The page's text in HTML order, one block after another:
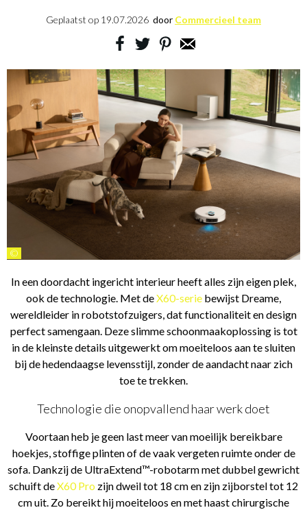
Geplaatst op 19.07.2026 door Commercieel team
©
In een doordacht ingericht interieur heeft alles zijn eigen plek,
ook de technologie. Met deX60-serie bewijst Dreame,
wereldleider in robotstofzuigers, dat functionaliteit en design
perfect samengaan. Deze slimme schoonmaakoplossing is tot
in de kleinste details uitgewerkt om moeiteloos aan te sluiten
bij de hedendaagse levensstijl, zonder de aandacht naar zich
toe te trekken.
Technologie die onopvallend haar werk doet
Voortaan heb je geen last meer van moeilijk bereikbare
hoekjes, stoffige plinten of de vaak vergeten ruimte onder de
sofa. Dankzij de UltraExtend™-robotarm met dubbel gewricht
schuift deX60 Pro zijn dweil tot 18 cm en zijn zijborstel tot 12
cm uit. Zo bereikt hij moeiteloos en met haast chirurgische